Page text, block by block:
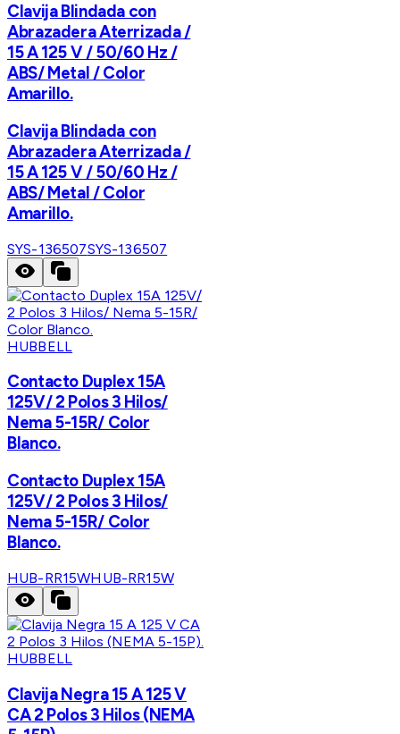
Clavija Blindada con
Abrazadera Aterrizada /
15 A 125 V / 50/60 Hz /
ABS/ Metal / Color
Amarillo.
Clavija Blindada con
Abrazadera Aterrizada /
15 A 125 V / 50/60 Hz /
ABS/ Metal / Color
Amarillo.
SYS-136507SYS-136507
HUBBELL
Contacto Duplex 15A
125V/ 2 Polos 3 Hilos/
Nema 5-15R/ Color
Blanco.
Contacto Duplex 15A
125V/ 2 Polos 3 Hilos/
Nema 5-15R/ Color
Blanco.
HUB-RR15WHUB-RR15W
HUBBELL
Clavija Negra 15 A 125 V
CA 2 Polos 3 Hilos (NEMA